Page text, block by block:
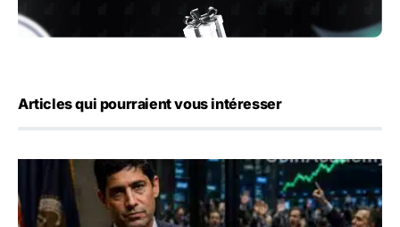
Articles qui pourraient vous intéresser
Emploi américain : 23 000 postes détruits en juillet, les